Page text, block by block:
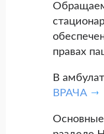
Обращаем
правах
В
ВРАЧА